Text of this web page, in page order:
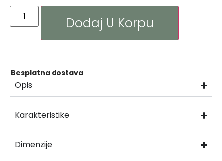
Dodaj U Korpu
Besplatna dostava
Opis
Karakteristike
Dimenzije